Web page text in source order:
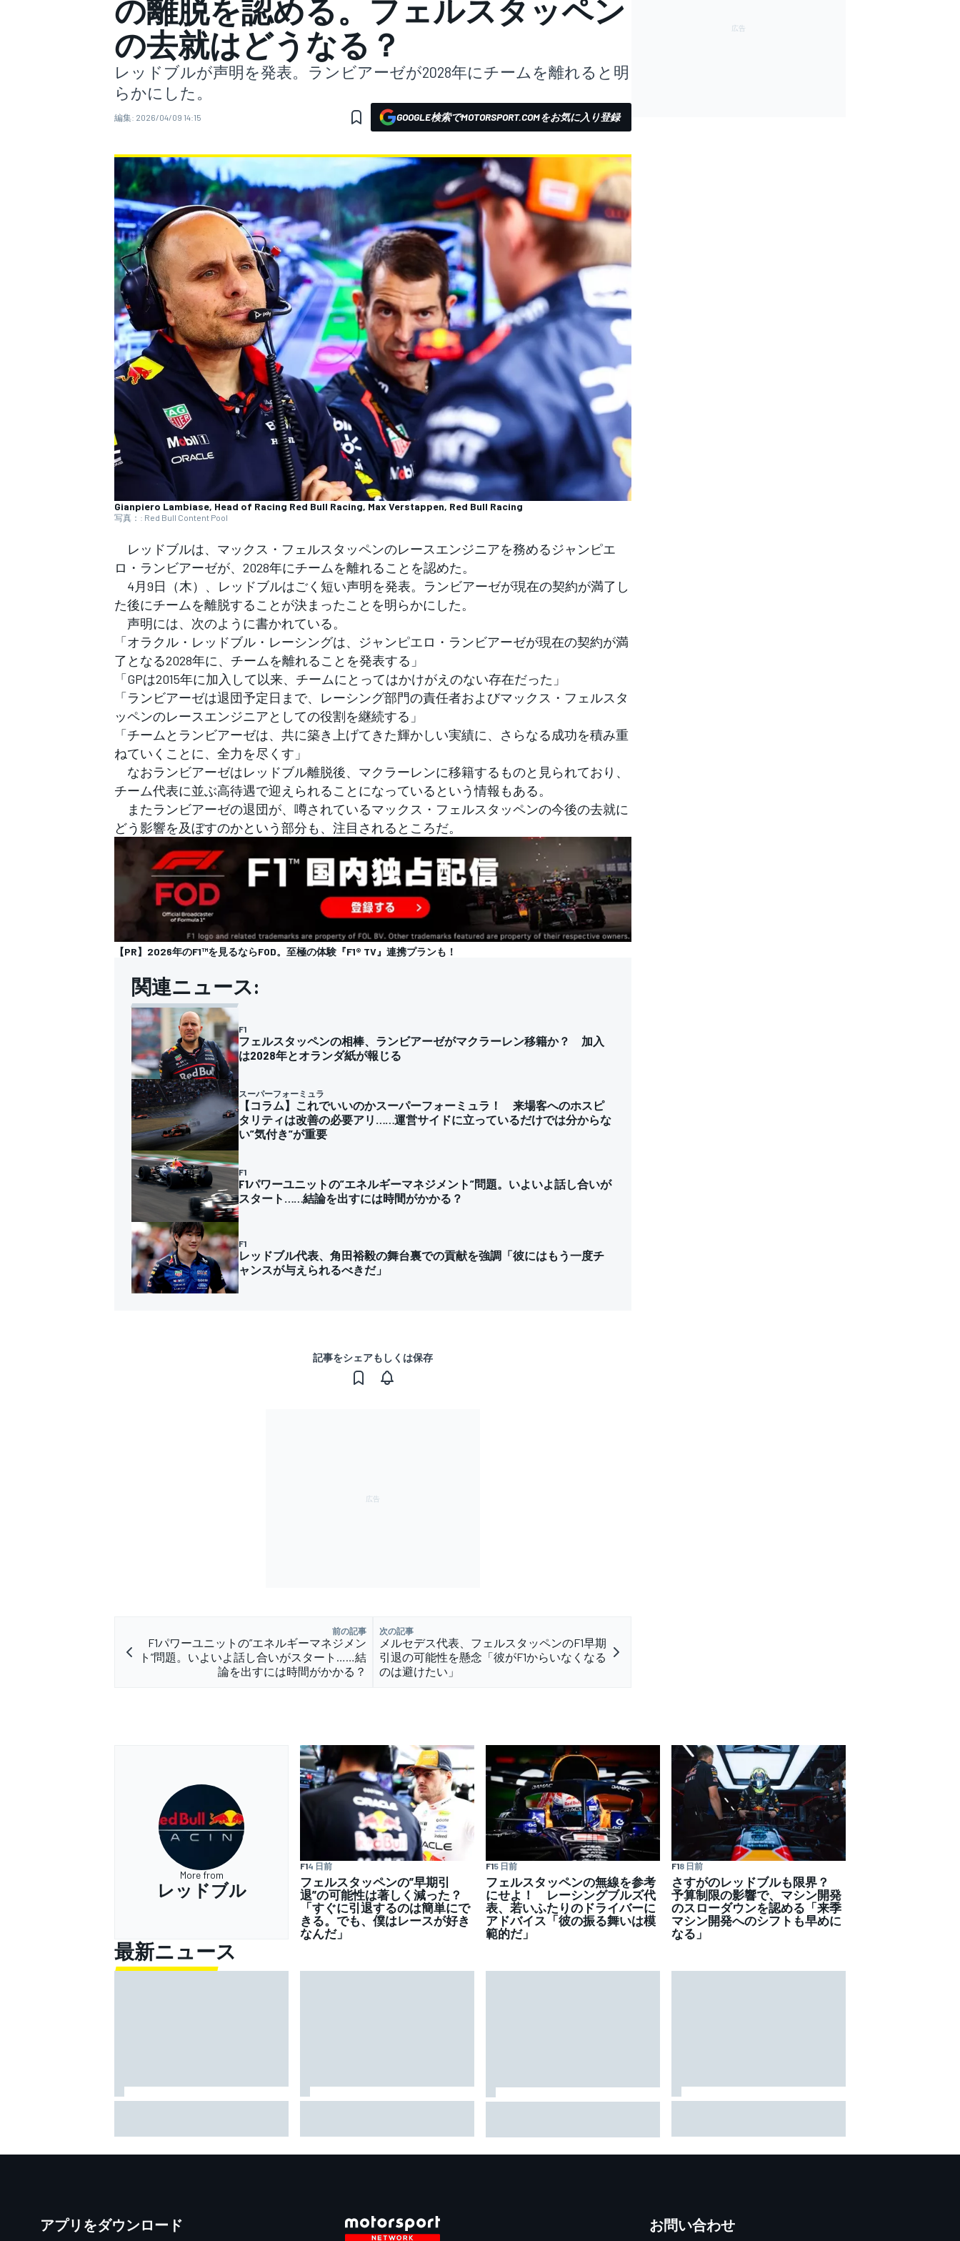
スーパーフォーミュラ
スーパーGT
WEC
フォーミュラE
すべてのカテゴリー
の離脱を認める。フェルスタッペン
の去就はどうなる？
レッドブルが声明を発表。ランビアーゼが2028年にチームを離れると明
らかにした。
編集: 2026/04/09 14:15 GOOGLE検索でMOTORSPORT.COMをお気に入り登録
Gianpiero Lambiase, Head of Racing Red Bull Racing, Max Verstappen, Red Bull Racing
写真：: Red Bull Content Pool
レッドブルは、マックス・フェルスタッペンのレースエンジニアを務めるジャンピエ
ロ・ランビアーゼが、2028年にチームを離れることを認めた。
4月9日（木）、レッドブルはごく短い声明を発表。ランビアーゼが現在の契約が満了し
た後にチームを離脱することが決まったことを明らかにした。
声明には、次のように書かれている。
「オラクル・レッドブル・レーシングは、ジャンピエロ・ランビアーゼが現在の契約が満
了となる2028年に、チームを離れることを発表する」
「GPは2015年に加入して以来、チームにとってはかけがえのない存在だった」
「ランビアーゼは退団予定日まで、レーシング部門の責任者およびマックス・フェルスタ
ッペンのレースエンジニアとしての役割を継続する」
「チームとランビアーゼは、共に築き上げてきた輝かしい実績に、さらなる成功を積み重
ねていくことに、全力を尽くす」
なおランビアーゼはレッドブル離脱後、マクラーレンに移籍するものと見られており、
チーム代表に並ぶ高待遇で迎えられることになっているという情報もある。
またランビアーゼの退団が、噂されているマックス・フェルスタッペンの今後の去就に
どう影響を及ぼすのかという部分も、注目されるところだ。
【PR】2026年のF1™︎を見るならFOD。至極の体験『F1® TV』連携プランも！
関連ニュース:
F1
フェルスタッペンの相棒、ランビアーゼがマクラーレン移籍か？ 加入
は2028年とオランダ紙が報じる
スーパーフォーミュラ
【コラム】これでいいのかスーパーフォーミュラ！ 来場客へのホスピ
タリティは改善の必要アリ……運営サイドに立っているだけでは分からな
い”気付き”が重要
F1
F1パワーユニットの”エネルギーマネジメント”問題。いよいよ話し合いが
スタート……結論を出すには時間がかかる？
F1
レッドブル代表、角田裕毅の舞台裏での貢献を強調「彼にはもう一度チ
ャンスが与えられるべきだ」
記事をシェアもしくは保存
前の記事
F1パワーユニットの”エネルギーマネジメン
ト”問題。いよいよ話し合いがスタート……結
論を出すには時間がかかる？
次の記事
メルセデス代表、フェルスタッペンのF1早期
引退の可能性を懸念「彼がF1からいなくなる
のは避けたい」
More from
レッドブル
F14 日前
フェルスタッペンの”早期引
退”の可能性は著しく減った？
「すぐに引退するのは簡単にで
きる。でも、僕はレースが好き
なんだ」
F15 日前
フェルスタッペンの無線を参考
にせよ！ レーシングブルズ代
表、若いふたりのドライバーに
アドバイス「彼の振る舞いは模
範的だ」
F18 日前
さすがのレッドブルも限界？
予算制限の影響で、マシン開発
のスローダウンを認める「来季
マシン開発へのシフトも早めに
なる」
最新ニュース
タート。早ければアラゴンで復
手にしたのはまたもTEAM
第8戦
らに改善できる自信アリ」
スーパーフォーミュラ第8戦
アプリをダウンロード お問い合わせ